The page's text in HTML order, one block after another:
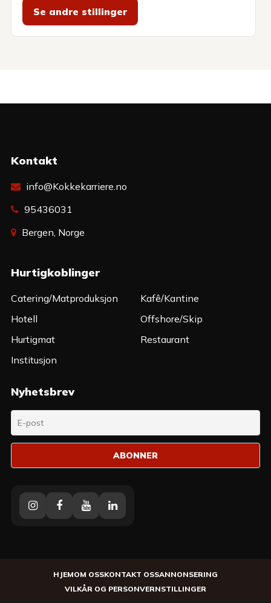
Se andre stillinger
Kontakt
info@Kokkekarriere.no
95436031
Bergen, Norge
Hurtigkoblinger
Catering/Matproduksjon
Hotell
Hurtigmat
Institusjon
Kafê/Kantine
Offshore/Skip
Restaurant
Nyhetsbrev
InstagramFacebookYoutubeLinkedin
HJEMOM OSSKONTAKT OSSANNONSERING
VILKÅR OG PERSONVERNSTILLINGER